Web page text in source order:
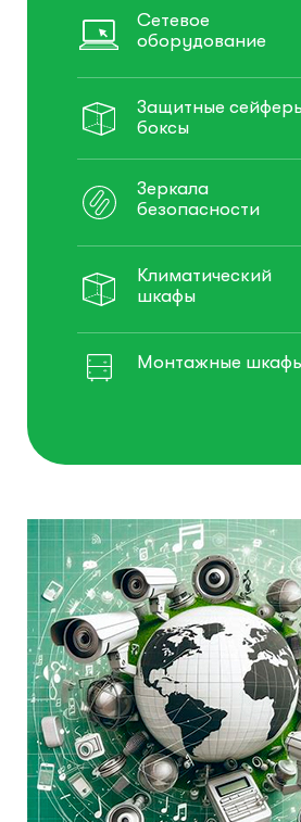
Сетевое
оборудование
Защитные
боксы
Зеркала
безопасности
Климатический
шкафы
Монтажные